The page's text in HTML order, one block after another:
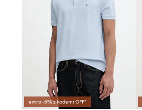
extra -5% z kodem: OFF*